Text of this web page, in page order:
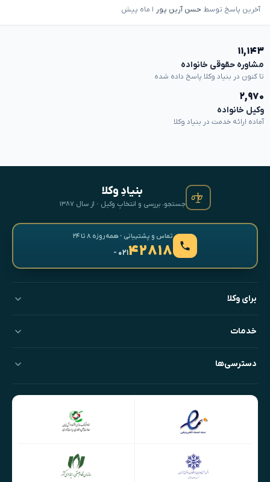
آخرین پاسخ توسط حسن آرین پور ۱ ماه پیش
۱۱,۱۴۳
مشاوره حقوقی خانواده
تا کنون در بنیاد وکلا پاسخ داده شده
۲,۹۷۰
وکیل خانواده
آماده ارائه خدمت در بنیاد وکلا
بنیادِ وکلا
جستجو، بررسی و انتخابِ وکیل · از سال ۱۳۸۷
تماس و پشتیبانی · همه‌روزه ۸ تا ۲۴
۴۲۸۱۸- ۰۲۱
برای وکلا
خدمات
دسترسی‌ها